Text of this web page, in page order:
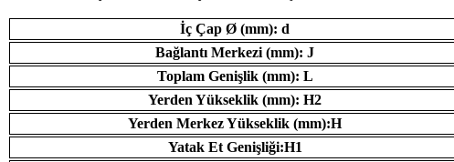
İç Çap Ø (mm): d
Bağlantı Merkezi (mm): J
Toplam Genişlik (mm): L
Yerden Yükseklik (mm): H2
Yerden Merkez Yükseklik (mm):H
Yatak Et Genişliği:H1